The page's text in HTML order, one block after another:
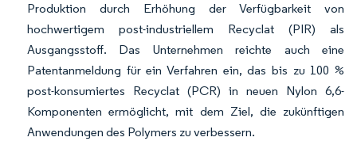
Produktion durch Erhöhung der Verfügbarkeit von
hochwertigem post-industriellem Recyclat (PIR) als
Ausgangsstoff. Das Unternehmen reichte auch eine
Patentanmeldung für ein Verfahren ein, das bis zu 100 %
post-konsumiertes Recyclat (PCR) in neuen Nylon 6,6-
Komponenten ermöglicht, mit dem Ziel, die zukünftigen
Anwendungen des Polymers zu verbessern.